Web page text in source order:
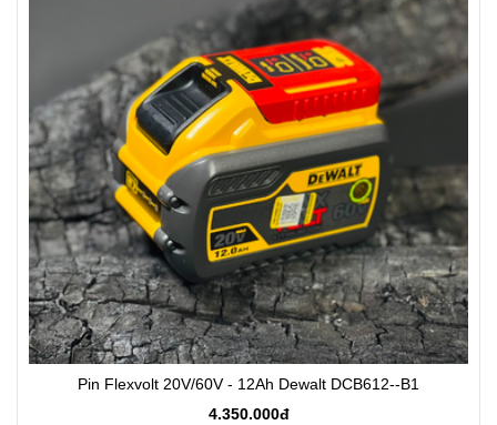
Pin Flexvolt 20V/60V - 12Ah Dewalt DCB612--B1
4.350.000đ